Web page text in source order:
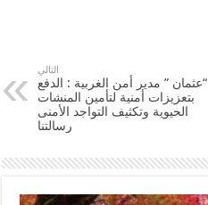
التالي
“عثمان ” مدير أمن الغربية : الدفع
بتعزيزات أمنية لتأمين المنشات
الحيوية وتكثيف التواجد الأمنى
رسالتنا